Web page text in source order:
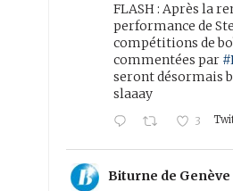
FLASH : Après la
performance de
compétitions de
commentées par
seront désormais
slaaay
3
Biturne de Genève